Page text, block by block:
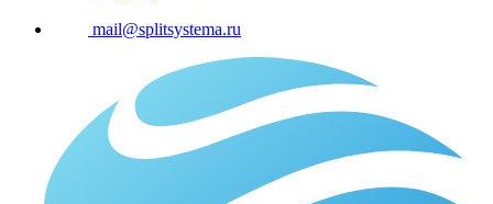
mail@splitsystema.ru